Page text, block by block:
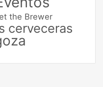
the Brewer
cerveceras